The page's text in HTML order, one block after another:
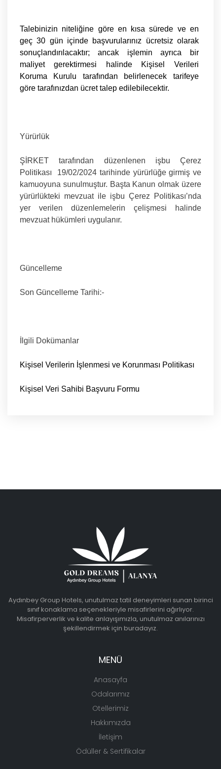
Talebinizin niteliğine göre en kısa sürede ve en
geç 30 gün içinde başvurularınız ücretsiz olarak
sonuçlandırılacaktır; ancak işlemin ayrıca bir
maliyet gerektirmesi halinde Kişisel Verileri
Koruma Kurulu tarafından belirlenecek tarifeye
göre tarafınızdan ücret talep edilebilecektir.
Yürürlük
ŞİRKET tarafından düzenlenen işbu Çerez
Politikası 19/02/2024 tarihinde yürürlüğe girmiş ve
kamuoyuna sunulmuştur. Başta Kanun olmak üzere
yürürlükteki mevzuat ile işbu Çerez Politikası’nda
yer verilen düzenlemelerin çelişmesi halinde
mevzuat hükümleri uygulanır.
Güncelleme
Son Güncelleme Tarihi:-
İlgili Dokümanlar
Kişisel Verilerin İşlenmesi ve Korunması Politikası
Kişisel Veri Sahibi Başvuru Formu
Aydınbey Group Hotels, unutulmaz tatil deneyimleri sunan birinci
sınıf konaklama seçenekleriyle misafirlerini ağırlıyor.
Misafirperverlik ve kalite anlayışımızla, unutulmaz anılarınızı
şekillendirmek için buradayız.
MENÜ
Anasayfa
Odalarımız
Otellerimiz
Hakkımızda
İletişim
Ödüller & Sertifikalar